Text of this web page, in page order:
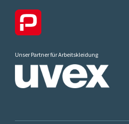
Unser Partner für Arbeitskleidung